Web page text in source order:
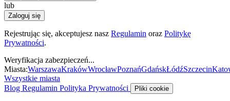
lub
Zaloguj się
Rejestrując się, akceptujesz nasz Regulamin oraz Politykę
Prywatności.
Weryfikacja zabezpieczeń...
Miasta:WarszawaKrakówWrocławPoznańGdańskŁódźSzczecin
Wszystkie miasta
Blog Regulamin Polityka Prywatności Pliki cookie